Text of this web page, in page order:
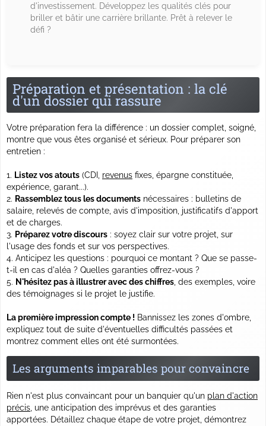
d'investissement. Développez les qualités clés pour
briller et bâtir une carrière brillante. Prêt à relever le
défi ?
Préparation et présentation : la clé
d'un dossier qui rassure
Votre préparation fera la différence : un dossier complet, soigné,
montre que vous êtes organisé et sérieux. Pour préparer son
entretien :
Listez vos atouts (CDI, revenus fixes, épargne constituée,
expérience, garant...).
Rassemblez tous les documents nécessaires : bulletins de
salaire, relevés de compte, avis d'imposition, justificatifs d'apport
et de charges.
Préparez votre discours : soyez clair sur votre projet, sur
l'usage des fonds et sur vos perspectives.
Anticipez les questions : pourquoi ce montant ? Que se passe-
t-il en cas d'aléa ? Quelles garanties offrez-vous ?
N'hésitez pas à illustrer avec des chiffres, des exemples, voire
des témoignages si le projet le justifie.
La première impression compte ! Bannissez les zones d'ombre,
expliquez tout de suite d'éventuelles difficultés passées et
montrez comment elles ont été surmontées.
Les arguments imparables pour convaincre
Rien n'est plus convaincant pour un banquier qu'un plan d'action
précis, une anticipation des imprévus et des garanties
apportées. Détaillez chaque étape de votre projet, démontrez